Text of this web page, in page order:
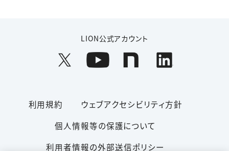
LION公式アカウント
利用規約
ウェブアクセシビリティ方針
個人情報等の保護について
利用者情報の外部送信ポリシー